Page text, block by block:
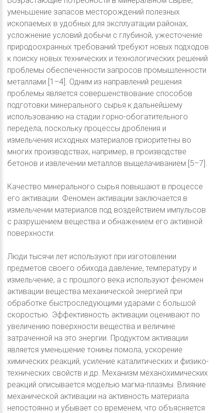
уменьшение запасов месторождений полезных
ископаемых в удобных для эксплуатации районах,
усложнение условий добычи с глубиной, ужесточение
природоохранных требований требуют новых подходов
к поиску новых технических и технологических решений
проблемы обеспеченности запросов промышленности
металлами [1–4]. Одним из направлений решения
проблемы является совершенствование способов
подготовки минерального сырья к дальнейшему
использованию на стадии горно-обогатительного
передела, поскольку процессы дробления и
измельчения исходных материалов приоритетны во
многих производствах, например, в производстве
бетонов и извлечении металлов выщелачиванием [5–7].
Качество минерального сырья повышают в процессе
его активации. Феномен активации заключается в
измельчении материалов под воздействием импульсов
с разрушением вещества и обнажением его активной
поверхности.
Люди тысячи лет используют при изготовлении
предметов своего обихода давление, температуру и
измельчение, а с прошлого века используют феномен
активации вещества механической энергией при
обработке быстроследующими ударами с большой
скоростью. Эффективность активации оценивают по
увеличению поверхности вещества и величине
затраченной на это энергии. Продуктом активации
является уменьшение тонины помола, ускорение
химических реакций, усиление каталитических и физико-
технических свойств и др. Механизм механохимических
реакций описывается моделью магма-плазмы. Влияние
механической активации на активность материала
непостоянно и убывает со временем, что объясняется